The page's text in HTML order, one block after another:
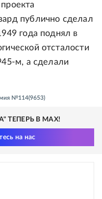
публично сделал
года поднял в
отсталости
м, а сделали
№114(9653)
ТЕПЕРЬ В MAX!
на нас